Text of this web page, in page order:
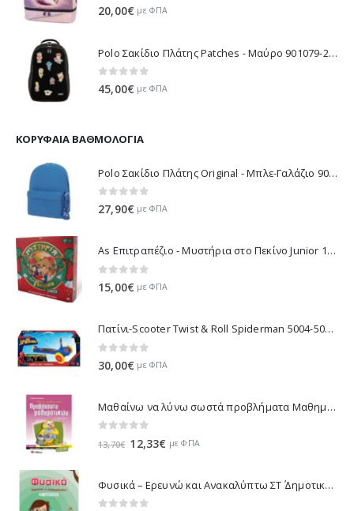
0 out of 5
20,00€ με ΦΠΑ
Polo Σακίδιο Πλάτης Patches - Μαύρο 901079-2000 2026
0out of 5
45,00€ με ΦΠΑ
ΚΟΡΥΦΑΊΑ ΒΑΘΜΟΛΟΓΊΑ
Polo Σακίδιο Πλάτης Original - Μπλε-Γαλάζιο 901135-5600 2021
0out of 5
27,90€ με ΦΠΑ
As Επιτραπέζιο - Μυστήρια στο Πεκίνο Junior 1040-10018
0out of 5
15,00€ με ΦΠΑ
Πατίνι-Scooter Twist & Roll Spiderman 5004-50218
30,00€ με ΦΠΑ
Μαθαίνω να λύνω σωστά προβλήματα Μαθηματικών Β΄ Δημοτικού 21153
13,70€ Original
13,70€.
12,33€ Η
είναι:
με ΦΠΑ
Φυσικά – Ερευνώ και Ανακαλύπτω ΣΤ΄ Δημοτικού - Τσαντάκου Μαρία 21316